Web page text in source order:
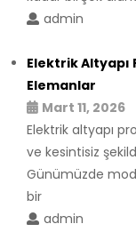
admin
Elektrik Altyapı
Elemanlar
Mart 11, 2026
Elektrik altyapı
ve kesintisiz
Günümüzde
bir
admin